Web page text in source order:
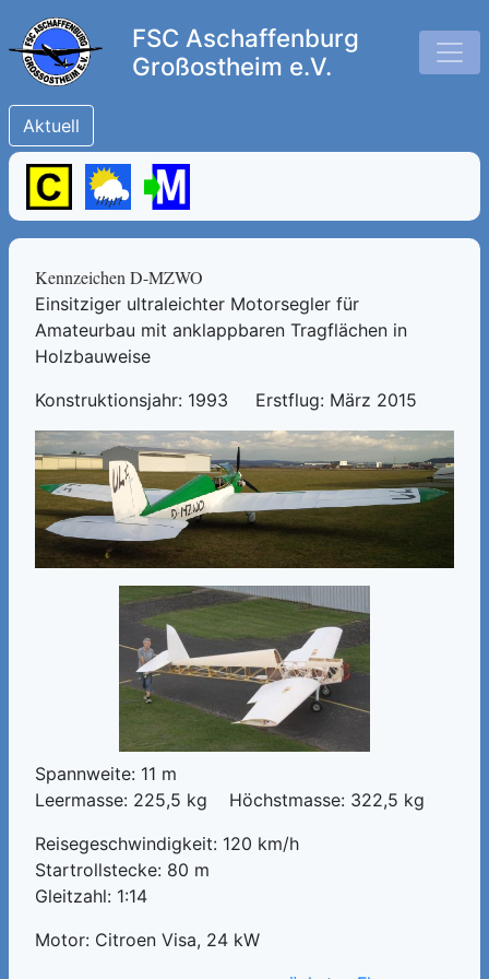
FSC Aschaffenburg
Großostheim e.V.
Kennzeichen D-MZWO
Einsitziger ultraleichter Motorsegler für
Amateurbau mit anklappbaren Tragflächen in
Holzbauweise
Konstruktionsjahr: 1993 Erstflug: März 2015
Spannweite: 11 m
Leermasse: 225,5 kg Höchstmasse: 322,5 kg
Reisegeschwindigkeit: 120 km/h
Startrollstecke: 80 m
Gleitzahl: 1:14
Motor: Citroen Visa, 24 kW
Aktuell